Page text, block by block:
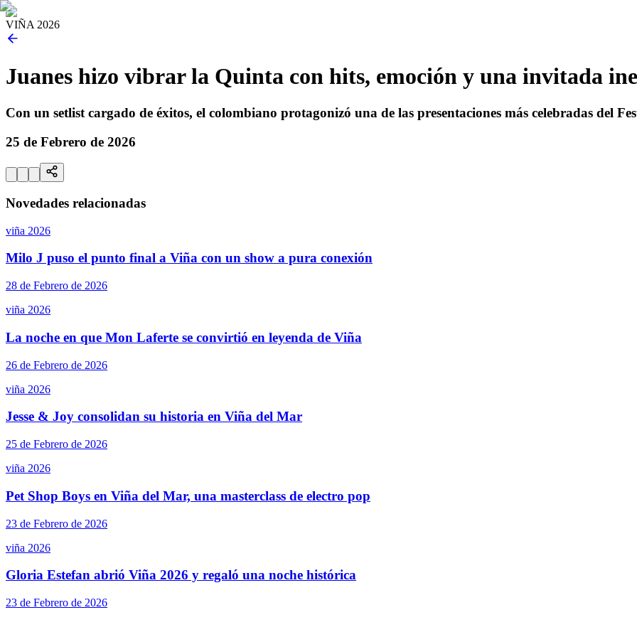
VIÑA 2026
Juanes hizo vibrar la Quinta con hits, emoción y una invitada
Con un setlist cargado de éxitos, el colombiano protagonizó una de las presentaciones más celebradas del
25 de Febrero de 2026
Novedades relacionadas
viña 2026
Milo J puso el punto final a Viña con un show a pura conexión
28 de Febrero de 2026
viña 2026
La noche en que Mon Laferte se convirtió en leyenda de Viña
26 de Febrero de 2026
viña 2026
Jesse & Joy consolidan su historia en Viña del Mar
25 de Febrero de 2026
viña 2026
Pet Shop Boys en Viña del Mar, una masterclass de electro pop
23 de Febrero de 2026
viña 2026
Gloria Estefan abrió Viña 2026 y regaló una noche histórica
23 de Febrero de 2026